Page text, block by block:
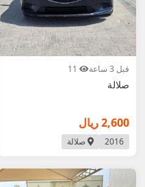
قبل 3 ساعة
صلالة
2,600 ريال
2016 صلالة